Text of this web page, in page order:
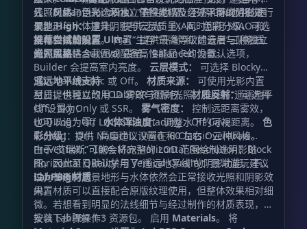
线（Distant Horizons）”在主世界、下界和末地中的远
景地形与水体渲染。 提供泛光、FXAA、色彩分级、可选
锐化和接触阴影。 内置“生存”“平衡”和“建造者”三种独立
的光照风格。
云、材质、泛光、积水、体积光以及经过平衡的阴影效
果。High：提升阴影与云层质量，同时启用 SSAO 和
屏幕空间反射。Ultra：提供最高等级的云层与阴影质
量，主要适合截图或配备高性能显卡的设备。
光照风格与色彩选项独立于性能档位之外，可以分别进行
调整。
推荐尝试的设置
光照风格：Survival 最暗，Balanced 为默认选项，
Builder 会提高室内亮度。 云层模式：
可选择 Blocky
3D、Volumetric 或 Off。 材质来源：
可使用光影内置
材质，也可以改用 LabPBR 资源包。材质反射：可选择
Off、Sky Only 或 SSR。 雾气密度：
控制远距离雾效，
也可以设为零。水体浑浊度：调整水下的可视距离。 色
彩分级： 提供 Natural、Vivid 和 Classic 三种风格。
遥远地平线支持
至日提供独立的 LOD 雾效与侧向光照。推荐将“遥远地平
线”设置为：
LOD Fog：Off LOD Side Shading：Off Cave
Culling：On，高度建议设置在60左右 Overdraw
Prevention：100%Max Horizontal Resolution：Block
Horizontal Quality 与 Vertical Quality：日常游玩建议
设为 High
由于“艾瑞斯”可能会将完整的 LOD 范围绘制进阴影贴
图，因此至日默认禁用了“遥远地平线”的阴影功能。不
过，普通的远景地形与水体依然会正常接收光照和阴影效
果。
LabPBR 材质
内置材质可以直接配合原版纹理使用，但整体效果相对细
微。若想看到明显的法线细节与经过制作的材质表现，请
按以下步骤操作：
安装 LabPBR 1.3 资源包。 启用 Materials。 将